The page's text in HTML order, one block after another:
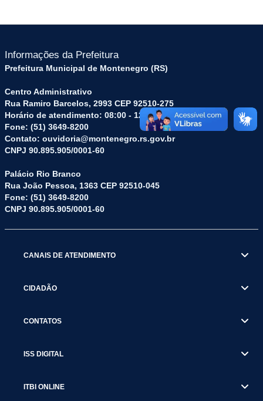
Informações da Prefeitura
Prefeitura Municipal de Montenegro (RS)
Centro Administrativo
Rua Ramiro Barcelos, 2993 CEP 92510-275
Horário de atendimento: 08:00 - 12:00 | 13:30 - 16:30
Fone: (51) 3649-8200
Contato: ouvidoria@montenegro.rs.gov.br
CNPJ 90.895.905/0001-60
Palácio Rio Branco
Rua João Pessoa, 1363 CEP 92510-045
Fone: (51) 3649-8200
CNPJ 90.895.905/0001-60
CANAIS DE ATENDIMENTO
CIDADÃO
CONTATOS
ISS DIGITAL
ITBI ONLINE